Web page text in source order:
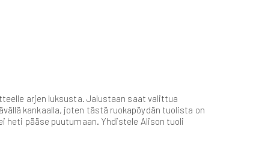
arjen luksusta. Jalustaan saat valittua
kankaalla, joten tästä ruokapöydän tuolista on
heti pääse puutumaan. Yhdistele Alison tuoli